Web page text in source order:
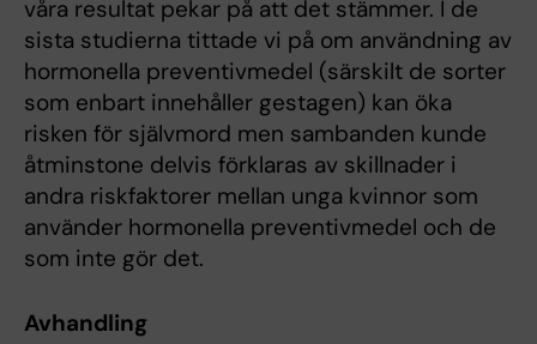
våra resultat pekar på att det stämmer. I de
sista studierna tittade vi på om användning av
hormonella preventivmedel (särskilt de sorter
som enbart innehåller gestagen) kan öka
risken för självmord men sambanden kunde
åtminstone delvis förklaras av skillnader i
andra riskfaktorer mellan unga kvinnor som
använder hormonella preventivmedel och de
som inte gör det.
Avhandling